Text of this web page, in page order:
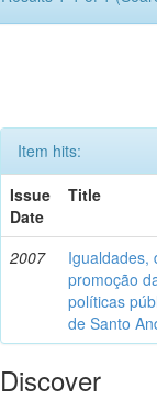
Item hits:
Issue
Date
Title
2007
Igualdades,
promoção
políticas
de Santo
Discover